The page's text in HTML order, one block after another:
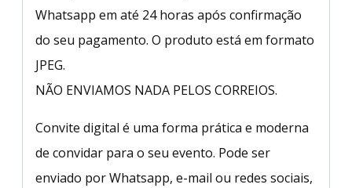
Whatsapp em até 24 horas após confirmação
do seu pagamento. O produto está em formato
JPEG.
NÃO ENVIAMOS NADA PELOS CORREIOS.
Convite digital é uma forma prática e moderna
de convidar para o seu evento. Pode ser
enviado por Whatsapp, e-mail ou redes sociais,